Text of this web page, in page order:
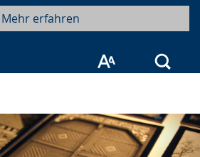
Mehr erfahren